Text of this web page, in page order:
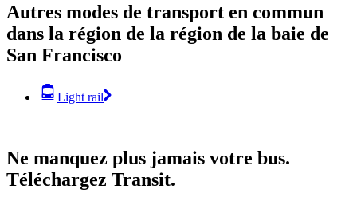
Autres modes de transport en commun
dans la région de la région de la baie de
San Francisco
Light rail
Ne manquez plus jamais votre bus.
Téléchargez Transit.